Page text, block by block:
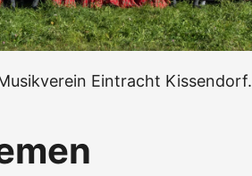
Eintracht Kissendorf.